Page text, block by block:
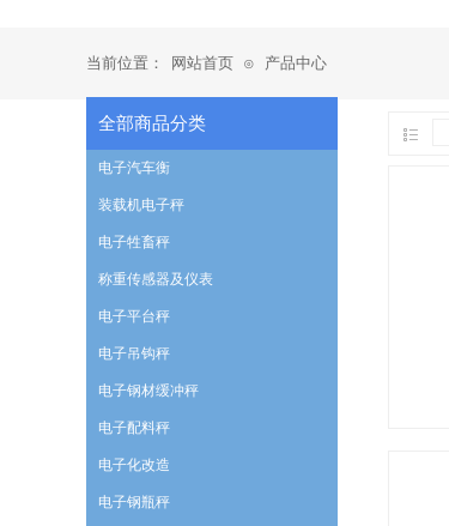
网站首页 ⊙ 产品中心
当前位置：
全部商品分类
电子汽车衡
装载机电子秤
电子牲畜秤
称重传感器及仪表
电子平台秤
电子吊钩秤
电子钢材缓冲秤
电子配料秤
电子化改造
电子钢瓶秤